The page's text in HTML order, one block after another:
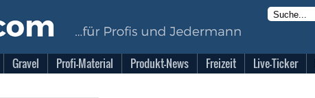
Gravel Profi-Material Produkt-News Freizeit Live-Ticker